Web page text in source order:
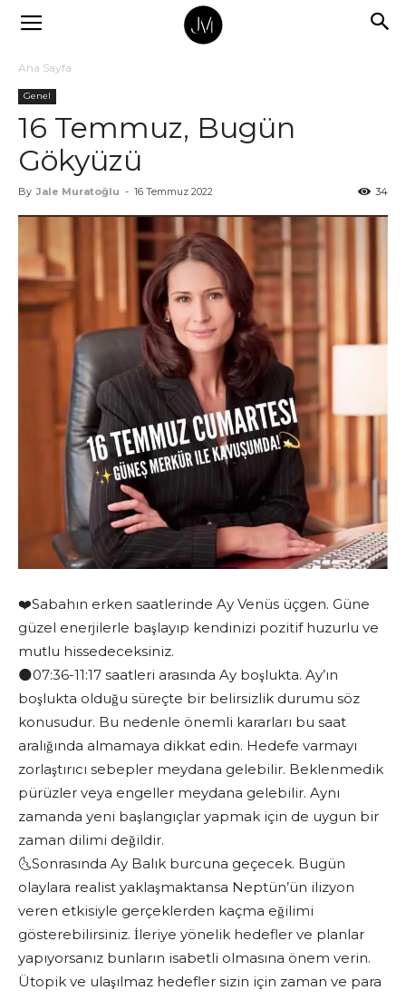
Ana Sayfa
Genel
16 Temmuz, Bugün
Gökyüzü
By Jale Muratoğlu - 16 Temmuz 2022 34
❤️Sabahın erken saatlerinde Ay Venüs üçgen. Güne
güzel enerjilerle başlayıp kendinizi pozitif huzurlu ve
mutlu hissedeceksiniz.
🌑07:36-11:17 saatleri arasında Ay boşlukta. Ay’ın
boşlukta olduğu süreçte bir belirsizlik durumu söz
konusudur. Bu nedenle önemli kararları bu saat
aralığında almamaya dikkat edin. Hedefe varmayı
zorlaştırıcı sebepler meydana gelebilir. Beklenmedik
pürüzler veya engeller meydana gelebilir. Aynı
zamanda yeni başlangıçlar yapmak için de uygun bir
zaman dilimi değildir.
🌜Sonrasında Ay Balık burcuna geçecek. Bugün
olaylara realist yaklaşmaktansa Neptün’ün ilizyon
veren etkisiyle gerçeklerden kaçma eğilimi
gösterebilirsiniz. İleriye yönelik hedefler ve planlar
yapıyorsanız bunların isabetli olmasına önem verin.
Ütopik ve ulaşılmaz hedefler sizin için zaman ve para